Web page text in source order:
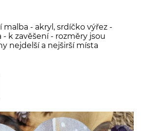
malba - akryl, srdíčko výřez -
k zavěšení - rozměry jsou
nejdelší a nejširší místa